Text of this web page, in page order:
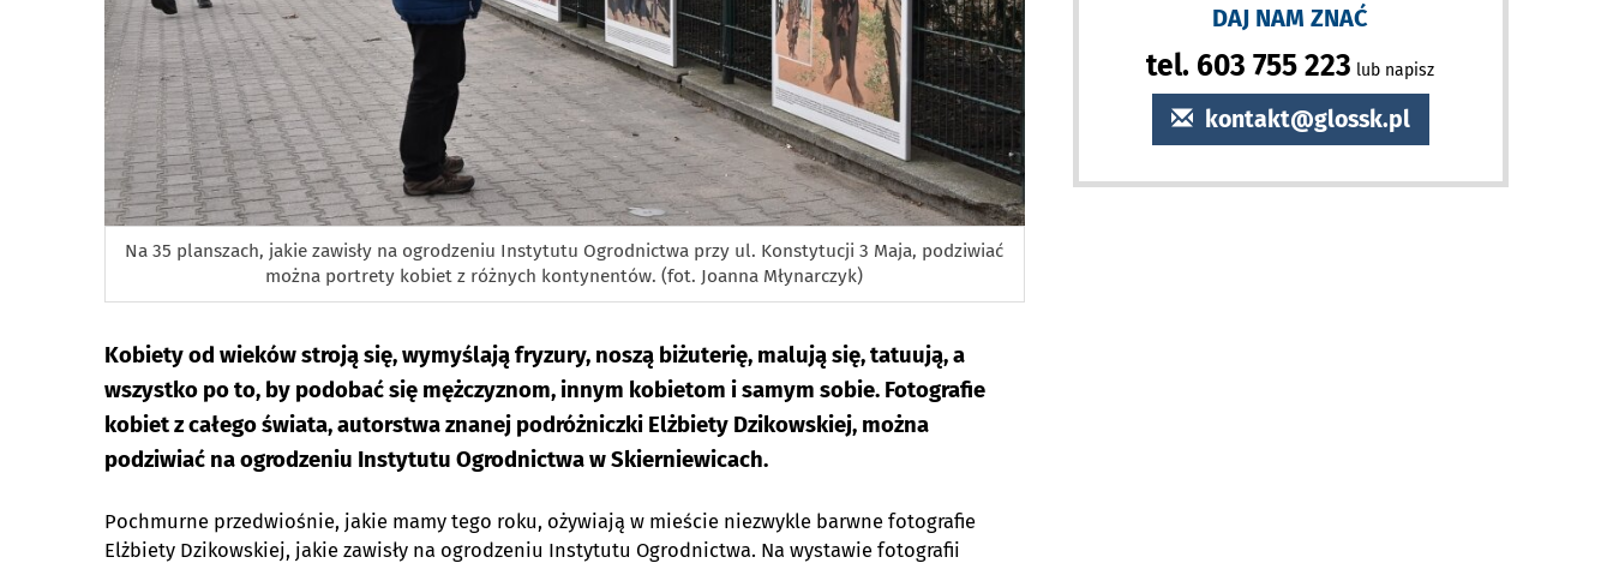
Na 35 planszach, jakie zawisły na ogrodzeniu Instytutu Ogrodnictwa przy ul. Konstytucji 3 Maja, podziwiać
można portrety kobiet z różnych kontynentów. (fot. Joanna Młynarczyk)
Kobiety od wieków stroją się, wymyślają fryzury, noszą biżuterię, malują się, tatuują, a
wszystko po to, by podobać się mężczyznom, innym kobietom i samym sobie. Fotografie
kobiet z całego świata, autorstwa znanej podróżniczki Elżbiety Dzikowskiej, można
podziwiać na ogrodzeniu Instytutu Ogrodnictwa w Skierniewicach.
Pochmurne przedwiośnie, jakie mamy tego roku, ożywiają w mieście niezwykle barwne fotografie
Elżbiety Dzikowskiej, jakie zawisły na ogrodzeniu Instytutu Ogrodnictwa. Na wystawie fotografii
DAJ NAM ZNAĆ
tel. 603 755 223 lub napisz
kontakt@glossk.pl